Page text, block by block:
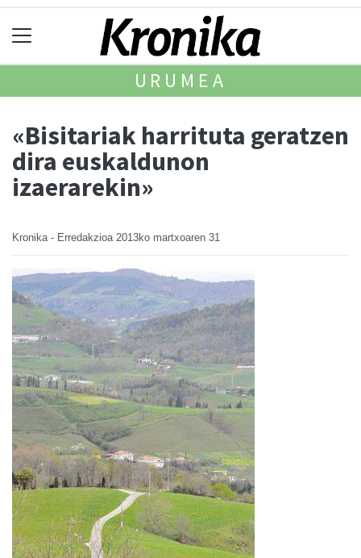
URUMEA
«Bisitariak harrituta geratzen
dira euskaldunon
izaerarekin»
Kronika - Erredakzioa 2013ko martxoaren 31